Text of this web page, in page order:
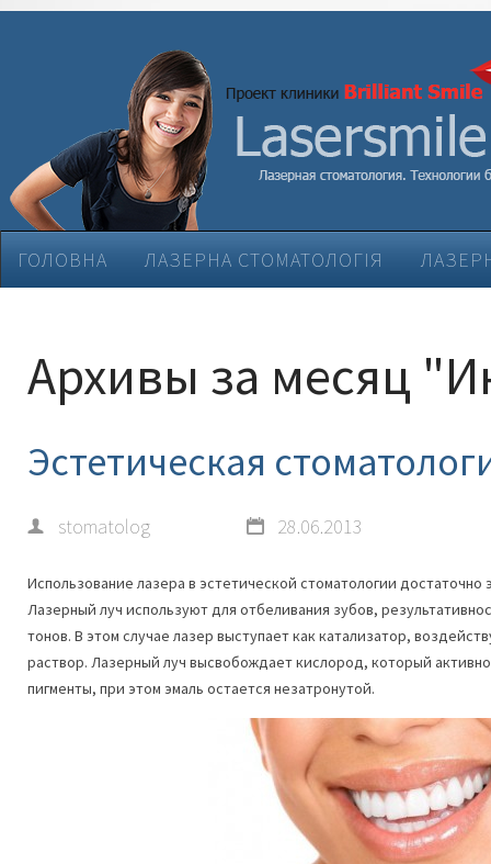
ГОЛОВНА ЛАЗЕРНА СТОМАТОЛОГІЯ
ЕСТЕТИЧНА СТОМАТОЛОГІЯ
ЛІКУВАННЯ
Архивы за месяц
Эстетическая
stomatolog 28.06.2013
Использование лазера в эстетической стоматологии
Лазерный луч используют для отбеливания зубов,
тонов. В этом случае лазер выступает как катализатор,
раствор. Лазерный луч высвобождает кислород, который
пигменты, при этом эмаль остается незатронутой.